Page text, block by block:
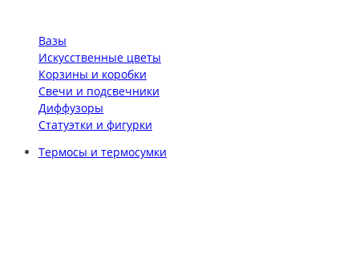
Вазы
Искусственные цветы
Корзины и коробки
Свечи и подсвечники
Диффузоры
Статуэтки и фигурки
Термосы и термосумки